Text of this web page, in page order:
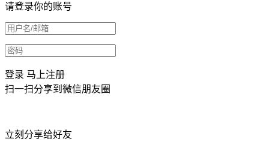
请登录你的账号
登录 马上注册
扫一扫分享到微信朋友圈
立刻分享给好友